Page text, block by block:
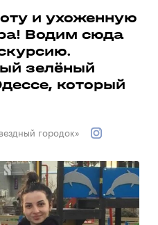
и ухоженную
Водим сюда
зелёный
который
городок»